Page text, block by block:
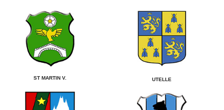
ST MARTIN V. UTELLE